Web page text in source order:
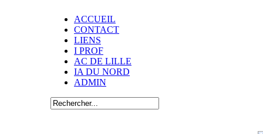
ACCUEIL
CONTACT
LIENS
I PROF
AC DE LILLE
IA DU NORD
ADMIN